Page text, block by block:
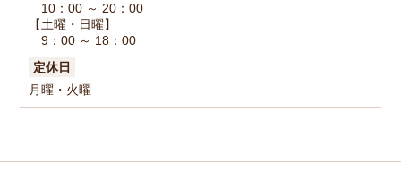
10：00 ～ 20：00
【土曜・日曜】
9：00 ～ 18：00
定休日
月曜・火曜